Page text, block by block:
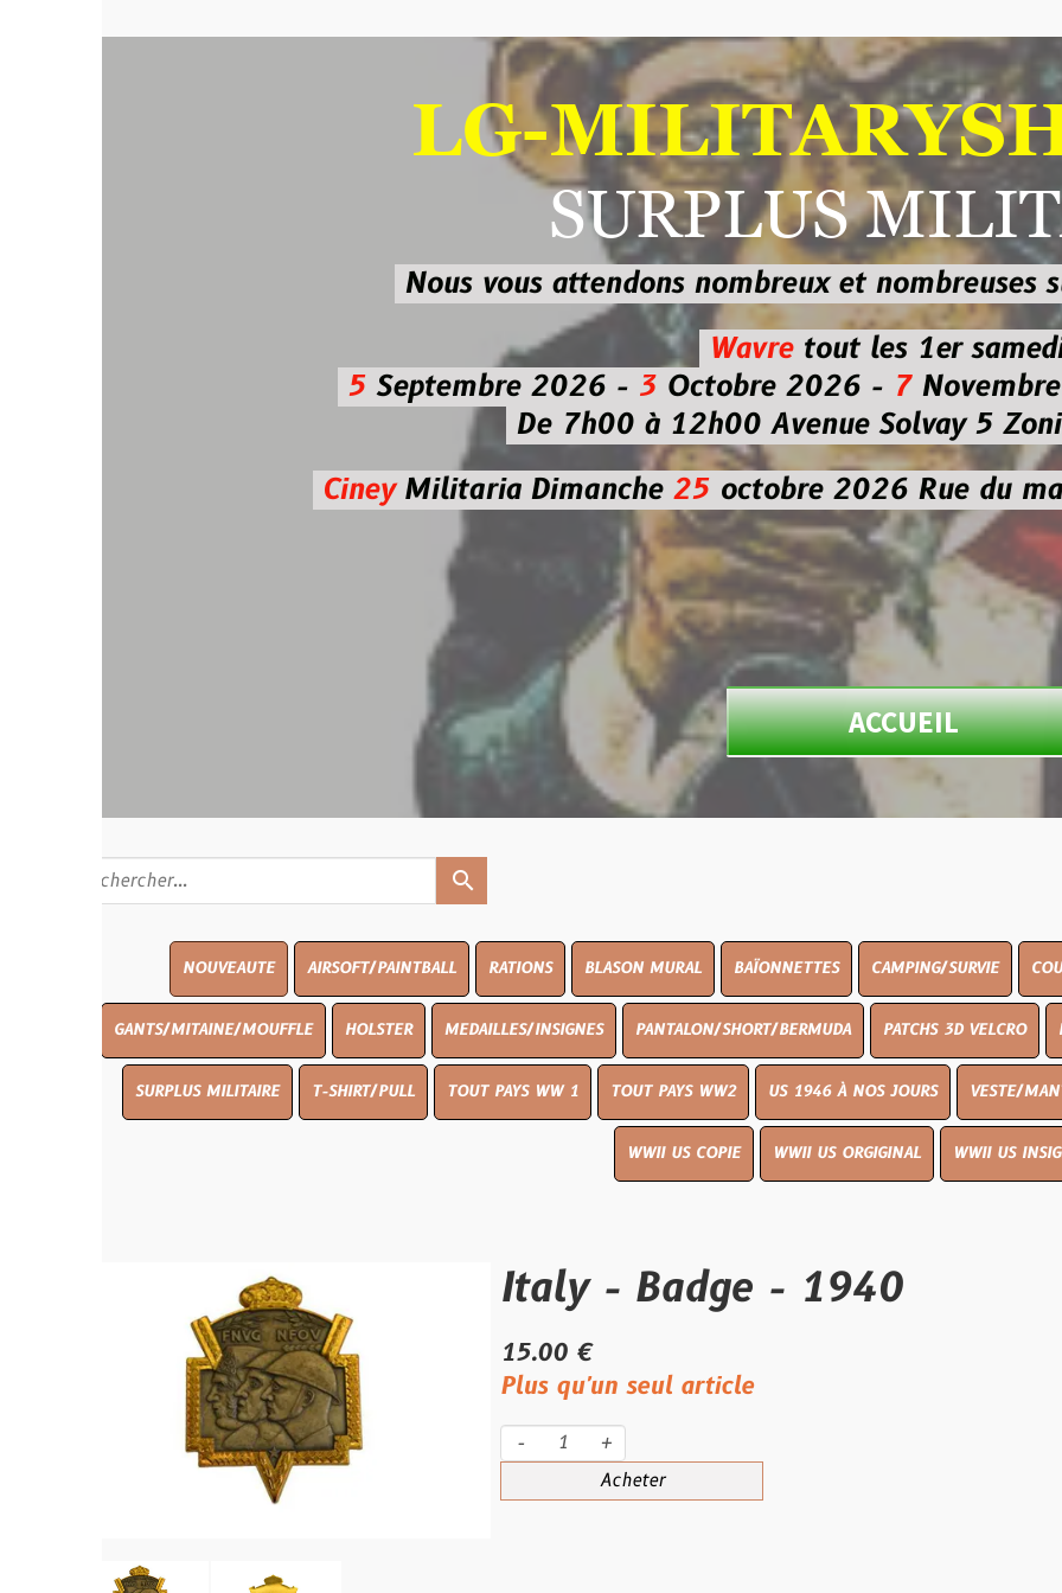
LG-
SURPLUS
Nous vous attendons nombreux et nombreusessur les
Wavre
tout les 1er samedi
Septembre 2026 -3Octobre 2026 - 7Novembre 2026
De 7h00 à 12h00 Avenue Solvay 5 Zoning
MilitariaDimanche25octobre 2026Rue du marché
ACCUEIL
AIRSOFT/PAINTBALL RATIONS BLASON MURAL BAÏONNETTES CAMPING/SURVIE COUTELLERIE
GANTS/MITAINE/MOUFFLE HOLSTER MEDAILLES/INSIGNES PANTALON/SHORT/BERMUDA PATCHS 3D VELCRO PEINTURE
SURPLUS MILITAIRE T-SHIRT/PULL TOUT PAYS WW 1 TOUT PAYS WW2 US 1946 À NOS JOURS VESTE/MANTEAU
WWII US COPIE WWII US ORGIGINAL WWII US INSIGNES
Italy - Badge - 1940
Plus qu'un seul article